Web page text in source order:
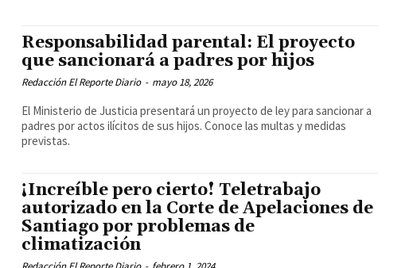
Responsabilidad parental: El proyecto
que sancionará a padres por hijos
Redacción El Reporte Diario - mayo 18, 2026
El Ministerio de Justicia presentará un proyecto de ley para sancionar a
padres por actos ilícitos de sus hijos. Conoce las multas y medidas
previstas.
¡Increíble pero cierto! Teletrabajo
autorizado en la Corte de Apelaciones de
Santiago por problemas de
climatización